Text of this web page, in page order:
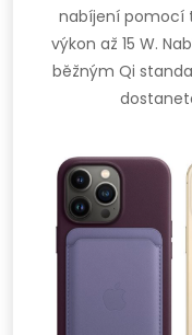
nabíjení pomocí
výkon až 15 W.
běžným Qi